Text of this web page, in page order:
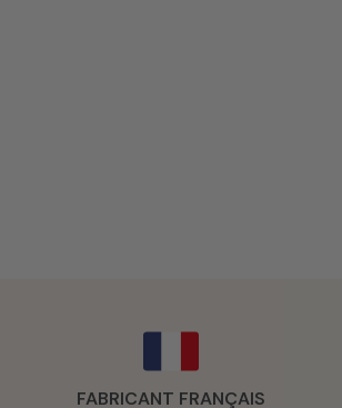
FABRICANT FRANÇAIS